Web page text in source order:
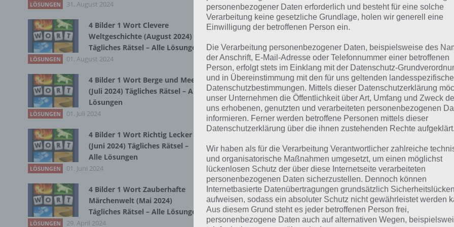
Zur Übersicht der4 Bilder 1 Wort Lösungen für Südkorea im
Kurze Begriffserklärung
LÖSUNGEN 31. August 2024
4 Bilder 1 Wort Clevere
Weltgeschichte (August 2024)
Tägliches Rätsel – Alle Lösungen
LÖSUNGEN 01. August 2024
4 Bilder 1 Wort Berge und Meer
(Juli 2024) Tägliches Rätsel – Alle
Lösungen
LÖSUNGEN 01. Juli 2024
4 Bilder 1 Wort Richtig Lecker
(Juni 2024) Tägliches Rätsel –
Alle Lösungen
LÖSUNGEN 01. Juni 2024
4 Bilder 1 Wort Zauberhafte
Märchenwelt (Mai 2024)
Tägliches Rätsel – Alle Lösungen
LÖSUNGEN 29. April 2024
personenbezogener Daten erforderlich und besteht für eine solche
Verarbeitung keine gesetzliche Grundlage, holen wir generell eine
Einwilligung der betroffenen Person ein.
Die Verarbeitung personenbezogener Daten, beispielsweise des
der Anschrift, E-Mail-Adresse oder Telefonnummer einer betroffenen
Person, erfolgt stets im Einklang mit der Datenschutz-
und in Übereinstimmung mit den für uns geltenden
Datenschutzbestimmungen. Mittels dieser Datenschutzerklärung
unser Unternehmen die Öffentlichkeit über Art, Umfang und Zweck
uns erhobenen, genutzten und verarbeiteten personenbezogenen
informieren. Ferner werden betroffene Personen mittels dieser
Datenschutzerklärung über die ihnen zustehenden Rechte aufgeklärt.
Wir haben als für die Verarbeitung Verantwortlicher zahlreiche
und organisatorische Maßnahmen umgesetzt, um einen möglichst
lückenlosen Schutz der über diese Internetseite verarbeiteten
personenbezogenen Daten sicherzustellen. Dennoch können
Internetbasierte Datenübertragungen grundsätzlich Sicherheitslücken
aufweisen, sodass ein absoluter Schutz nicht gewährleistet werden
Aus diesem Grund steht es jeder betroffenen Person frei,
personenbezogene Daten auch auf alternativen Wegen,